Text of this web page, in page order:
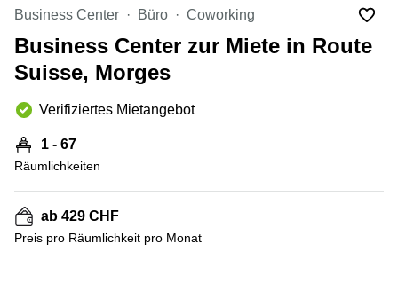
Lausanne
Coworking
Genf
Bern
Coworking
Winterthur
Büro
Zürich
Büro
40 Zürich
Gotthardstrasse
26 Zug
28 Zug
Gubelstrasse
12 Zug
General-
Strasse
6/8 Zug
Business Center Büro Coworking
Business Center zur Miete in Route
Suisse, Morges
Verifiziertes Mietangebot
1 - 67
Räumlichkeiten
ab 429 CHF
Preis pro Räumlichkeit pro Monat